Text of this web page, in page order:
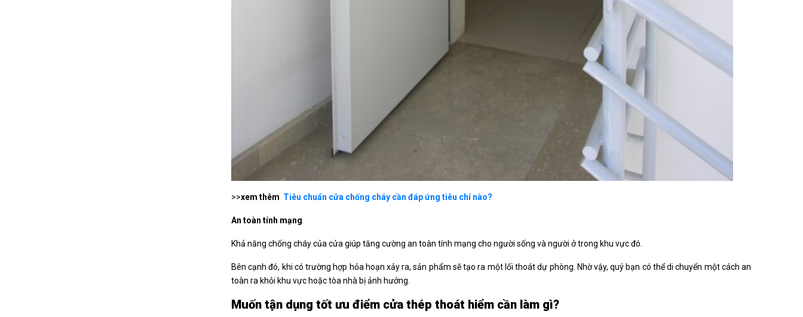
>>xem thêm Tiêu chuẩn cửa chống cháy cần đáp ứng tiêu chí nào?
An toàn tính mạng
Khả năng chống cháy của cửa giúp tăng cường an toàn tính mạng cho người sống và người ở trong khu vực đó.
Bên cạnh đó, khi có trường hợp hỏa hoạn xảy ra, sản phẩm sẽ tạo ra một lối thoát dự phòng. Nhờ vậy, quý bạn có thể di chuyển một cách an
toàn ra khỏi khu vực hoặc tòa nhà bị ảnh hưởng.
Muốn tận dụng tốt ưu điểm cửa thép thoát hiểm cần làm gì?